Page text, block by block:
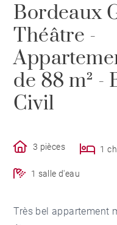
Bordeaux
Théâtre -
de 88 m² -
Civil
3 pièces 1
1 salle d'eau
Très bel appartement